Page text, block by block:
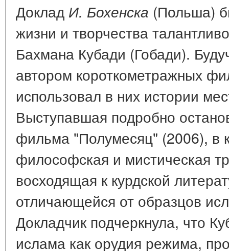
Доклад И. Бохенска (Польша)
жизни и творчества
Бахмана Кубади (Гобади).
автором короткометражных
использовал в них истории
Выступавшая подробно
фильма "Полумесяц" (2006), в
философская и мистическая
восходящая к курдской
отличающейся от образцов
Докладчик подчеркнула, что
ислама как орудия режима,